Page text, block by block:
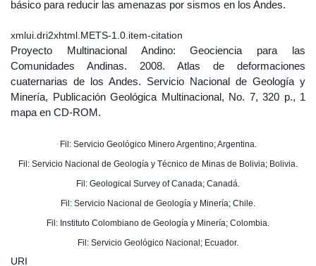
básico para reducir las amenazas por sismos en los Andes.
xmlui.dri2xhtml.METS-1.0.item-citation
Proyecto Multinacional Andino: Geociencia para las
Comunidades Andinas. 2008. Atlas de deformaciones
cuaternarias de los Andes. Servicio Nacional de Geología y
Minería, Publicación Geológica Multinacional, No. 7, 320 p., 1
mapa en CD-ROM.
Fil: Servicio Geológico Minero Argentino; Argentina.
Fil: Servicio Nacional de Geología y Técnico de Minas de Bolivia; Bolivia.
Fil: Geological Survey of Canada; Canadá.
Fil: Servicio Nacional de Geología y Minería; Chile.
Fil: Instituto Colombiano de Geología y Minería; Colombia.
Fil: Servicio Geológico Nacional; Ecuador.
URI